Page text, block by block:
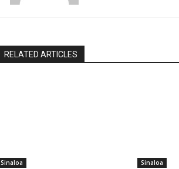
RELATED ARTICLES
Sinaloa Sinaloa